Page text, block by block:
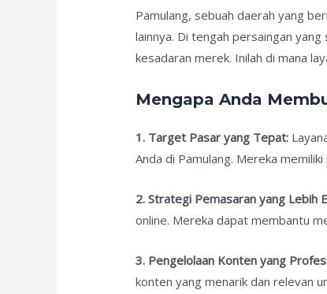
Pamulang, sebuah daerah yang
lainnya. Di tengah persaingan
kesadaran merek. Inilah di mana
Mengapa Anda
1. Target Pasar yang Tepat:
Anda di Pamulang. Mereka
2. Strategi Pemasaran yang Lebih
online. Mereka dapat membantu
3. Pengelolaan Konten yang
konten yang menarik dan relevan